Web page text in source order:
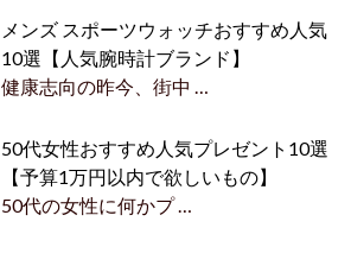
メンズ スポーツウォッチおすすめ人気
10選【人気腕時計ブランド】
健康志向の昨今、街中 …
50代女性おすすめ人気プレゼント10選
【予算1万円以内で欲しいもの】
50代の女性に何かプ …